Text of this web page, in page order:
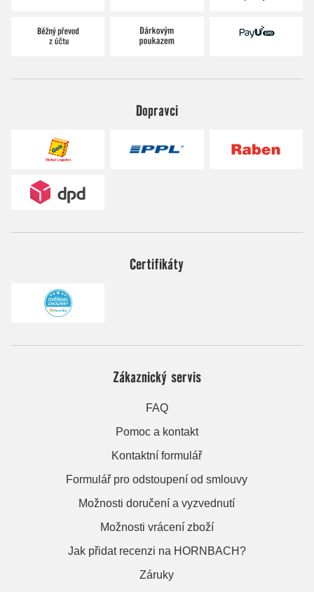
Dopravci
Certifikáty
Zákaznický servis
FAQ
Pomoc a kontakt
Kontaktní formulář
Formulář pro odstoupení od smlouvy
Možnosti doručení a vyzvednutí
Možnosti vrácení zboží
Jak přidat recenzi na HORNBACH?
Záruky